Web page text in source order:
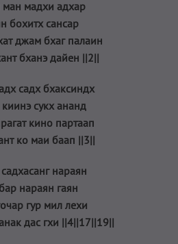
мадхи адхар
бохитх сансар
джам бхаг палаин
бханэ дайен ||2||
садх бхаксиндх
сукх ананд
кино партаап
ко маи баап ||3||
нараян
нараян гаян
гур мил лехи
дас гхи ||4||17||19||